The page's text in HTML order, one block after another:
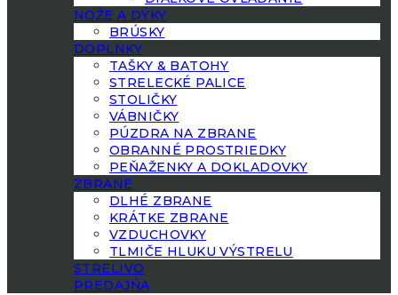
NOŽE A DÝKY
BRÚSKY
DOPLNKY
TAŠKY & BATOHY
STRELECKÉ PALICE
STOLIČKY
VÁBNIČKY
PÚZDRA NA ZBRANE
OBRANNÉ PROSTRIEDKY
PEŇAŽENKY A DOKLADOVKY
ZBRANE
DLHÉ ZBRANE
KRÁTKE ZBRANE
VZDUCHOVKY
TLMIČE HLUKU VÝSTRELU
STRELIVO
PREDAJŇA